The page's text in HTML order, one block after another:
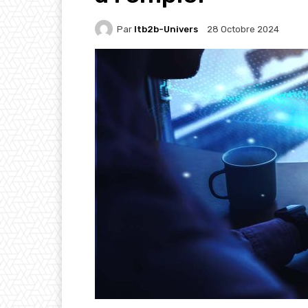
Par Itb2b-Univers 28 Octobre 2024